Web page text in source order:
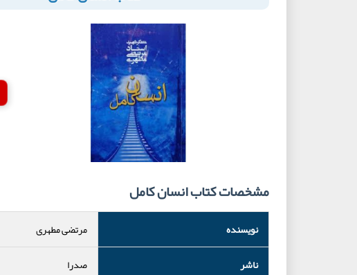
مشخصات کتاب انسان کامل
نویسنده
مرتضی مطهری
ناشر
صدرا